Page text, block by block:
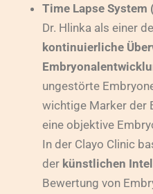
Time Lapse System
Dr. Hlinka als einer
kontinuierliche
ungestörte
wichtige Marker der
eine objektive
In der Clayo Clinic
der künstlichen
Bewertung von